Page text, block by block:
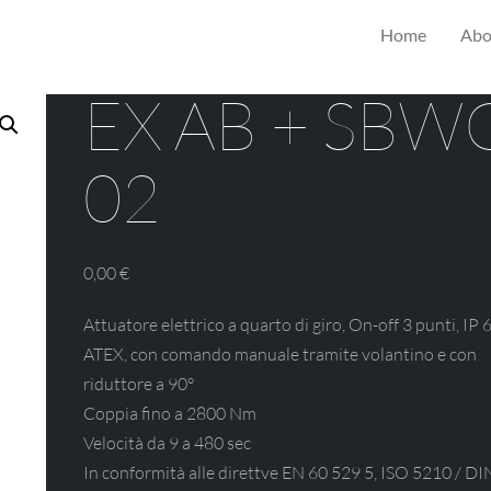
Home
EX AB +
02
0,00€
Attuatore elettrico a quarto di giro, On-off 3 punti, IP
ATEX, con comando manuale tramite volantino e con
riduttore a 90°
Coppia fino a 2800 Nm
Velocità da 9 a 480 sec
In conformità alle direttve EN 60 529 5, ISO 5210 /